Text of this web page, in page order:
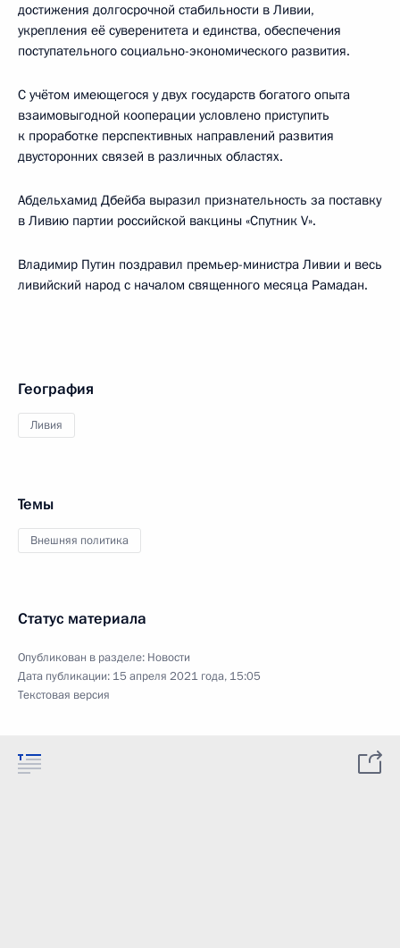
достижения долгосрочной стабильности в Ливии,
укрепления её суверенитета и единства, обеспечения
поступательного социально-экономического развития.
С учётом имеющегося у двух государств богатого опыта
взаимовыгодной кооперации условлено приступить
к проработке перспективных направлений развития
двусторонних связей в различных областях.
Абдельхамид Дбейба выразил признательность за поставку
в Ливию партии российской вакцины «Спутник V».
Владимир Путин поздравил премьер-министра Ливии и весь
ливийский народ с началом священного месяца Рамадан.
География
Ливия
Темы
Внешняя политика
Статус материала
Опубликован в разделе: Новости
Дата публикации: 15 апреля 2021 года, 15:05
Текстовая версия